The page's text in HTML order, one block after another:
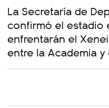
La Secretaría de
confirmó el estadio
enfrentarán el
entre la Academia